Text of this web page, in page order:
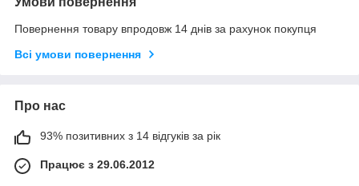
Повернення товару впродовж 14 днів за рахунок покупця
Всі умови повернення
Про нас
93% позитивних з 14 відгуків за рік
Працює з 29.06.2012